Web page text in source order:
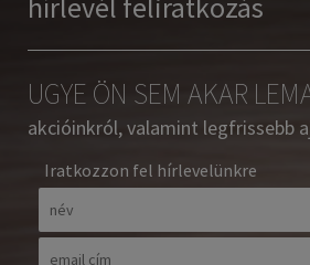
UGYE ÖN SEM AKAR
akcióinkról, valamint legfrissebb
Iratkozzon fel hírlevelünkre